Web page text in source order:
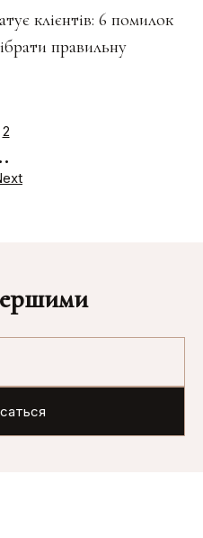
клієнтів: 6 помилок
правильну
2